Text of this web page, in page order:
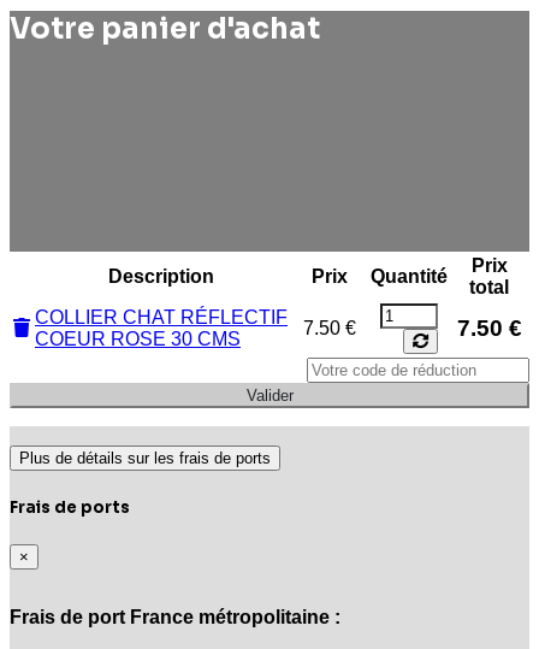
Votre panier d'achat
Description Prix Quantité
Prix
total
COLLIER CHAT RÉFLECTIF
COEUR ROSE 30 CMS
7.50 € 7.50 €
Plus de détails sur les frais de ports
Frais de ports
×
Frais de port France métropolitaine :